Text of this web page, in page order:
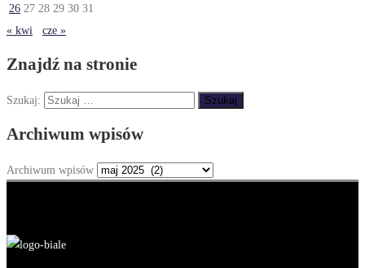
26 27 28 29 30 31
« kwi
cze »
Znajdź na stronie
Szukaj:
Archiwum wpisów
Archiwum wpisów